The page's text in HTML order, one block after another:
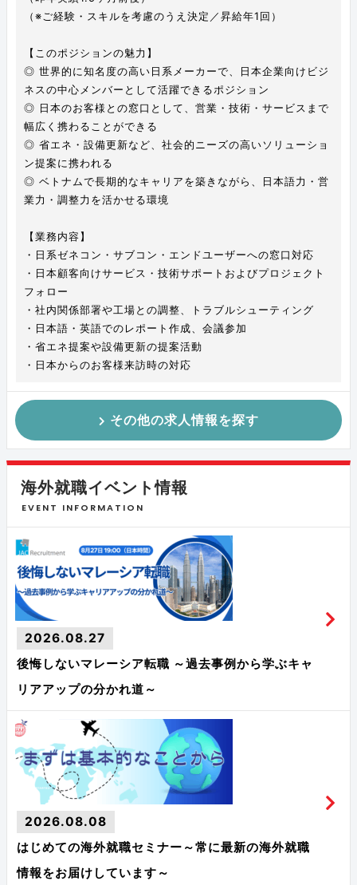
（※ご経験・スキルを考慮のうえ決定／昇給年1回）
【このポジションの魅力】
◎ 世界的に知名度の高い日系メーカーで、日本企業向けビジ
ネスの中心メンバーとして活躍できるポジション
◎ 日本のお客様との窓口として、営業・技術・サービスまで
幅広く携わることができる
◎ 省エネ・設備更新など、社会的ニーズの高いソリューショ
ン提案に携われる
◎ ベトナムで長期的なキャリアを築きながら、日本語力・営
業力・調整力を活かせる環境
【業務内容】
・日系ゼネコン・サブコン・エンドユーザーへの窓口対応
・日本顧客向けサービス・技術サポートおよびプロジェクト
フォロー
・社内関係部署や工場との調整、トラブルシューティング
・日本語・英語でのレポート作成、会議参加
・省エネ提案や設備更新の提案活動
・日本からのお客様来訪時の対応
その他の求人情報を探す
海外就職イベント情報
EVENT INFORMATION
2026.08.27
後悔しないマレーシア転職 ～過去事例から学ぶキャ
リアアップの分かれ道～
2026.08.08
はじめての海外就職セミナー～常に最新の海外就職
情報をお届けしています～